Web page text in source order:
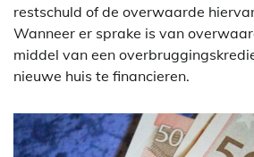
restschuld of de overwaarde
Wanneer er sprake is van
middel van een
nieuwe huis te financieren.